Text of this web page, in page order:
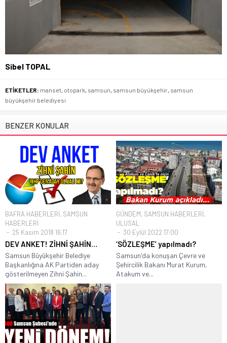
Sibel TOPAL
ETİKETLER: manset otopark samsun samsun büyükşehir samsun
büyükşehir belediyesi
BENZER KONULAR
BAFRA HABERLERİ, SAMSUN
HABERLERİ
25 Kasım 2018 16:17
DEV ANKET! ZİHNİ ŞAHİN…
Samsun Büyükşehir Belediye
Başkanlığına AK Partiden aday
gösterilmeyen Zihni Şahin...
GÜNDEM, SAMSUN HABERLERİ,
ULUSAL
30 Eylül 2022 17:00
‘SÖZLEŞME’ yapılmadı?
Samsun'da konuşan Çevre ve
Şehircilik Bakanı Murat Kurum,
Atakum ve...